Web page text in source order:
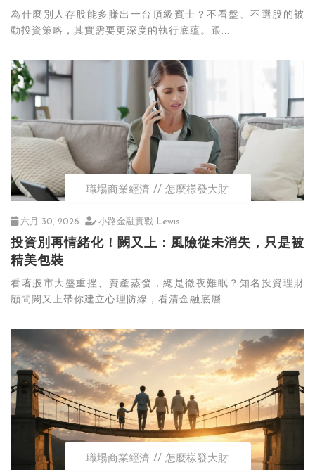
為什麼別人存股能多賺出一台頂級賓士？不看盤、不選股的被
動投資策略，其實需要更深度的執行底蘊。跟...
職場商業經濟 怎麼樣發大財
六月 30, 2026 小路金融實戰 Lewis
投資別再情緒化！闕又上：風險從未消失，只是被
精美包裝
看著股市大盤重挫、資產蒸發，總是徹夜難眠？知名投資理財
顧問闕又上帶你建立心理防線，看清金融底層...
職場商業經濟 怎麼樣發大財